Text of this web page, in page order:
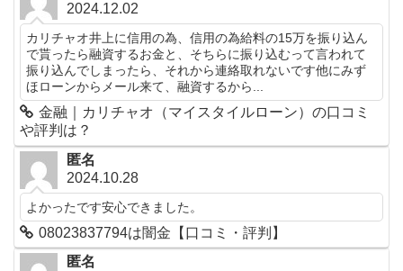
2024.12.02
カリチャオ井上に信用の為、信用の為給料の15万を振り込ん
で貰ったら融資するお金と、そちらに振り込むって言われて
振り込んでしまったら、それから連絡取れないです他にみず
ほローンからメール来て、融資するから...
金融｜カリチャオ（マイスタイルローン）の口コミ
や評判は？
匿名
2024.10.28
よかったです安心できました。
08023837794は闇金【口コミ・評判】
匿名